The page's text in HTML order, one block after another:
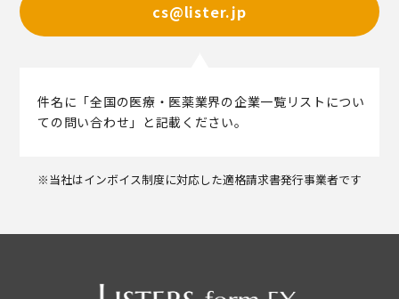
cs@lister.jp
件名に「全国の医療・医薬業界の企業一覧リストについ
ての問い合わせ」と記載ください。
※当社はインボイス制度に対応した適格請求書発行事業者です